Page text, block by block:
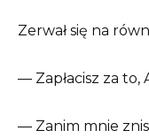
Zerwał się na
— Zapłacisz za to,
— Zanim mnie